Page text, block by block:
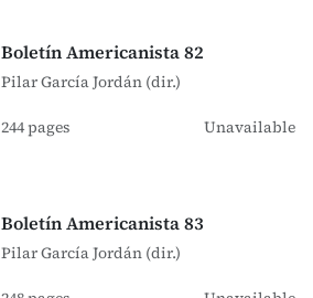
Boletín Americanista 82
Pilar García Jordán (dir.)
244 pages Unavailable
Boletín Americanista 83
Pilar García Jordán (dir.)